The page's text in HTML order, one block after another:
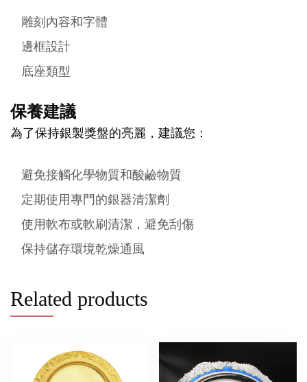
雕刻內容和字體
邊框設計
底座類型
保養建議
為了保持銀製獎盤的亮麗，建議您：
避免接觸化學物質和酸鹼物質
定期使用專門的銀器清潔劑
使用軟布或軟刷清潔，避免刮傷
保持儲存環境乾燥通風
Related products